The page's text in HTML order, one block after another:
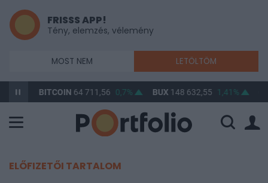
FRISSS APP!
Tény, elemzés, vélemény
MOST NEM LETÖLTÖM
BITCOIN 64 711,56 0,7% BUX 148 632,55 1,41%
ELŐFIZETŐI TARTALOM